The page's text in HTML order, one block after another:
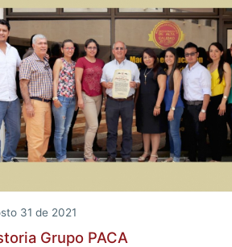
31 de 2021
Grupo PACA